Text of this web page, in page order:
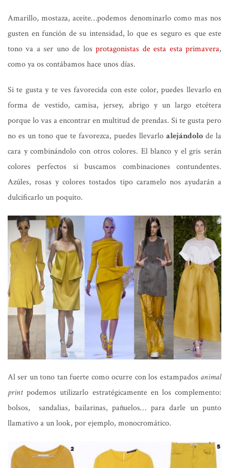
Amarillo, mostaza, aceite…podemos denominarlo como mas nos
gusten en función de su intensidad, lo que es seguro es que este
tono va a ser uno de losprotagonistas de esta esta primavera,
como ya os contábamos hace unos días.
Si te gusta y te ves favorecida con este color, puedes llevarlo en
forma de vestido, camisa, jersey, abrigo y un largo etcétera
porque lo vas a encontrar en multitud de prendas. Si te gusta pero
no es un tono que te favorezca, puedes llevarlo alejándolo de la
cara y combinándolo con otros colores. El blanco y el gris serán
colores perfectos si buscamos combinaciones contundentes.
Azúles, rosas y colores tostados tipo caramelo nos ayudarán a
dulcificarlo un poquito.
Al ser un tono tan fuerte como ocurre con los estampados animal
print podemos utilizarlo estratégicamente en los complemento:
bolsos, sandalias, bailarinas, pañuelos… para darle un punto
llamativo a un look, por ejemplo, monocromático.